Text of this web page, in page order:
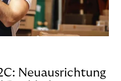
Neuausrichtung